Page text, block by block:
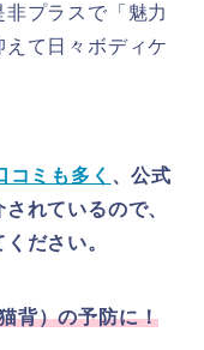
プラスで「魅力
て日々ボディケ
コミも多く 、公式
れているので、
ださい。
背）の予防に！